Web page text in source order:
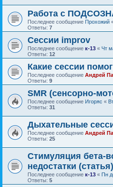
Работа с
Последнее сообщение Прохожий
Ответы: 7
Сессии improv
Последнее сообщение к-13 « Чт
Ответы: 12
Какие сессии
Последнее сообщение Андрей
Ответы: 9
SMR (сенсорно-
Последнее сообщение Игоряс «
Ответы: 31
Дыхательные
Последнее сообщение Андрей
Ответы: 25
Стимуляция бета-
недостатки (статья)
Последнее сообщение к-13 « Пн
Ответы: 5